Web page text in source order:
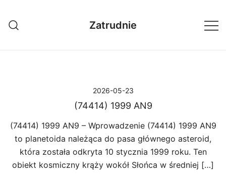
treści
Zatrudnie
2026-05-23
(74414) 1999 AN9
(74414) 1999 AN9 – Wprowadzenie (74414) 1999 AN9
to planetoida należąca do pasa głównego asteroid,
która została odkryta 10 stycznia 1999 roku. Ten
obiekt kosmiczny krąży wokół Słońca w średniej […]